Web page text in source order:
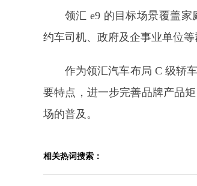
领汇 e9 的目标场景覆盖
约车司机、政府及企事业单位等
作为领汇汽车布局 C 级轿
要特点，进一步完善品牌产品
场的普及。
相关热词搜索：